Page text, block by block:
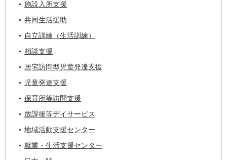
施設入所支援
共同生活援助
自立訓練（生活訓練）
相談支援
居宅訪問型児童発達支援
児童発達支援
保育所等訪問支援
放課後等デイサービス
地域活動支援センター
就業・生活支援センター